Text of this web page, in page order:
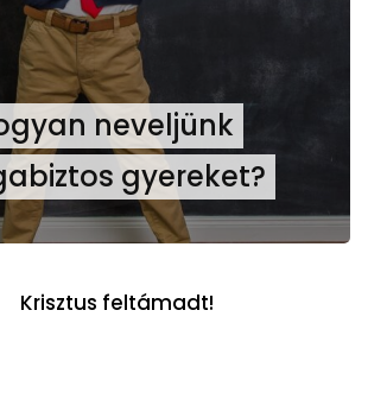
neveljünk
gyereket?
Krisztus feltámadt!